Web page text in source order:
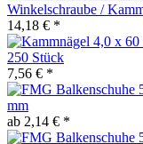
Winkelschraube /
14,18 € *
250 Stück
7,56 € *
mm
ab 2,14 € *